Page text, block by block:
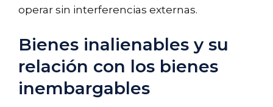
operar sin interferencias externas.
Bienes inalienables y su
relación con los bienes
inembargables